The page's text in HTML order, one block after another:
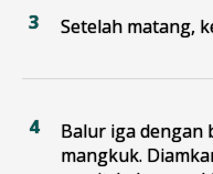
Setelah matang,
Balur iga dengan
mangkuk.